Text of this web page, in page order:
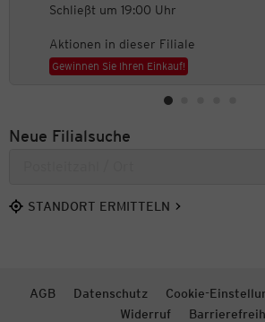
Schließt um 19:00 Uhr
Aktionen in dieser Filiale
Gewinnen Sie Ihren Einkauf!
Neue Filialsuche
STANDORT ERMITTELN
AGB Datenschutz Cookie-
Widerruf